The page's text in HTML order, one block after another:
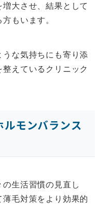
大させ、結果として
もいます。
な気持ちにも寄り添
えているクリニック
モンバランス
生活習慣の見直し
毛対策をより効果的